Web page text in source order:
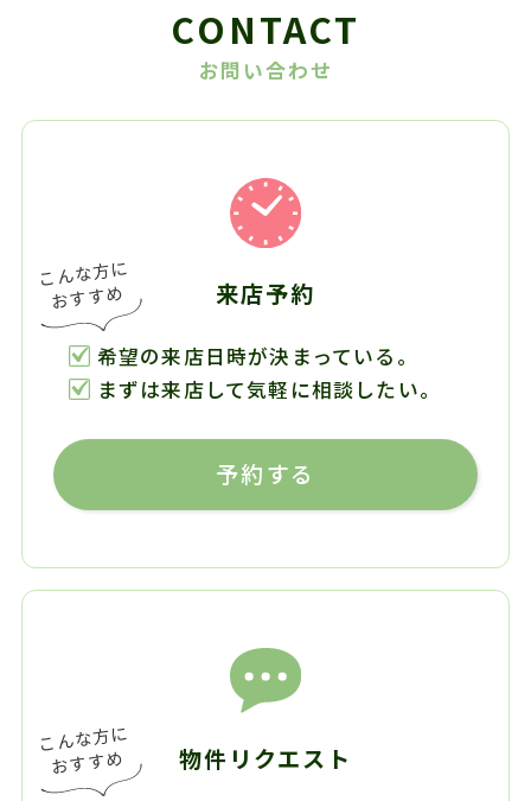
CONTACT
お問い合わせ
来店予約
希望の来店日時が決まっている。
まずは来店して気軽に相談したい。
予約する
物件リクエスト